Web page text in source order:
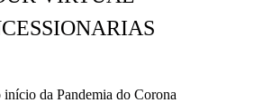
início da Pandemia do Corona